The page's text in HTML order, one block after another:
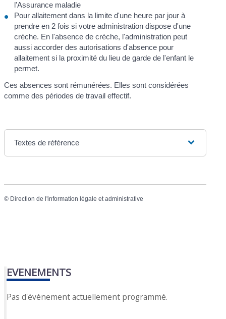
l'Assurance maladie
Pour allaitement dans la limite d'une heure par jour à
prendre en 2 fois si votre administration dispose d'une
crèche. En l'absence de crèche, l'administration peut
aussi accorder des autorisations d'absence pour
allaitement si la proximité du lieu de garde de l'enfant le
permet.
Ces absences sont rémunérées. Elles sont considérées
comme des périodes de travail effectif.
Textes de référence
© Direction de l'information légale et administrative
EVENEMENTS
Pas d'événement actuellement programmé.